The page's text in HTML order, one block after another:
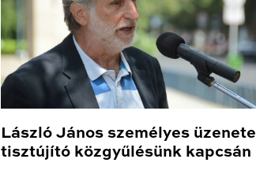
László János személyes üzenete
tisztújító közgyűlésünk kapcsán